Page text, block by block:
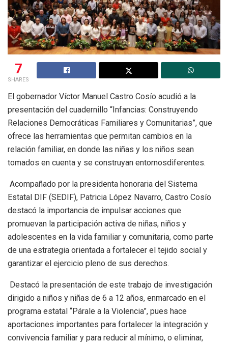
7
SHARES
El gobernador Víctor Manuel Castro Cosío acudió a la
presentación del cuadernillo “Infancias: Construyendo
Relaciones Democráticas Familiares y Comunitarias”, que
ofrece las herramientas que permitan cambios en la
relación familiar, en donde las niñas y los niños sean
tomados en cuenta y se construyan entornosdiferentes.
Acompañado por la presidenta honoraria del Sistema
Estatal DIF (SEDIF), Patricia López Navarro, Castro Cosío
destacó la importancia de impulsar acciones que
promuevan la participación activa de niñas, niños y
adolescentes en la vida familiar y comunitaria, como parte
de una estrategia orientada a fortalecer el tejido social y
garantizar el ejercicio pleno de sus derechos.
Destacó la presentación de este trabajo de investigación
dirigido a niños y niñas de 6 a 12 años, enmarcado en el
programa estatal “Párale a la Violencia”, pues hace
aportaciones importantes para fortalecer la integración y
convivencia familiar y para reducir al mínimo, o eliminar,